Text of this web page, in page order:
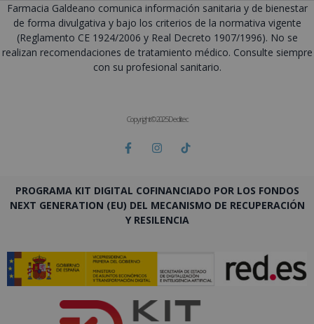
Farmacia Galdeano comunica información sanitaria y de bienestar
de forma divulgativa y bajo los criterios de la normativa vigente
(Reglamento CE 1924/2006 y Real Decreto 1907/1996). No se
realizan recomendaciones de tratamiento médico. Consulte siempre
con su profesional sanitario.
Copyright © 2025 Deditec
PROGRAMA KIT DIGITAL COFINANCIADO POR LOS FONDOS
NEXT GENERATION (EU) DEL MECANISMO DE RECUPERACIÓN
Y RESILENCIA